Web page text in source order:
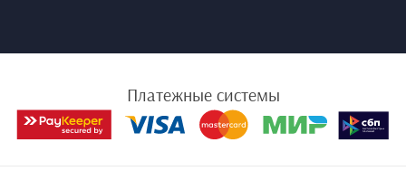
Платежные системы